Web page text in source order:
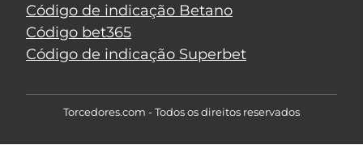
Código de indicação Betano
Código bet365
Código de indicação Superbet
Torcedores.com - Todos os direitos reservados